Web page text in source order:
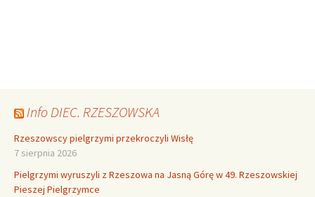
Info DIEC. RZESZOWSKA
Rzeszowscy pielgrzymi przekroczyli Wisłę
7 sierpnia 2026
Pielgrzymi wyruszyli z Rzeszowa na Jasną Górę w 49. Rzeszowskiej
Pieszej Pielgrzymce